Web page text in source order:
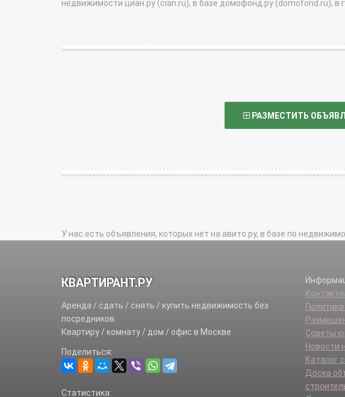
недвижимости циан.ру (cian.ru), в базе домофонд.ру (domofond.ru), в
РАЗМЕСТИТЬ
У нас есть объявления, которых нет на авито.ру, в базе по
КВАРТИРАНТ.РУ
Аренда / сдать / снять / купить недвижимость без
посредников.
Квартиру / комнату / дом / офис в Москве
Поделиться:
Статистика:
Советы
Новости
Каталог
Доска